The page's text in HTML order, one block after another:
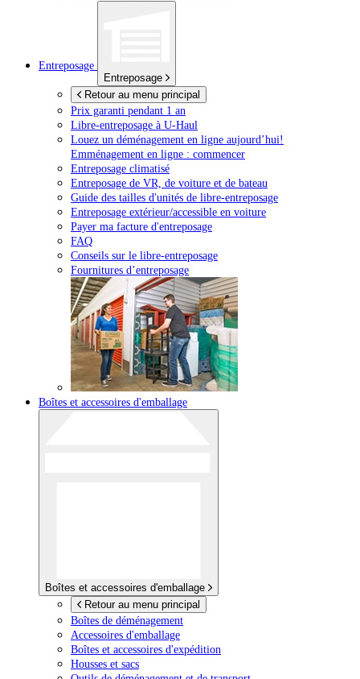
Entreposage
Entreposage
Retour au menu principal
Prix garanti pendant 1 an
Libre-entreposage à U-Haul
Louez un déménagement en ligne aujourd’hui!
Emménagement en ligne : commencer
Entreposage climatisé
Entreposage de VR, de voiture et de bateau
Guide des tailles d'unités de libre-entreposage
Entreposage extérieur/accessible en voiture
Payer ma facture d'entreposage
FAQ
Conseils sur le libre-entreposage
Fournitures d’entreposage
Boîtes et accessoires d'emballage
Boîtes et accessoires d'emballage
Retour au menu principal
Boîtes de déménagement
Accessoires d'emballage
Boîtes et accessoires d'expédition
Housses et sacs